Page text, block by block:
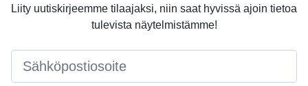
Liity uutiskirjeemme tilaajaksi, niin saat hyvissä ajoin tietoa
tulevista näytelmistämme!